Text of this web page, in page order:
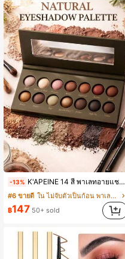
-13% K'APEINE 14 สี พาเลทอายแชโดว์เนื้อแมทและชิมเมอร์ธรรมชาติ โทนสีเอิร์ธโทน ทาง่ายและติดทนนาน เหมาะสำหรับใช้ในชีวิตประจำวันและการแต่งหน้าแบบสบายๆ
#6 ขายดี
ใน ไม่จับตัวเป็นก้อน พาเลตต์อายแชโดว์
฿147 50+ sold